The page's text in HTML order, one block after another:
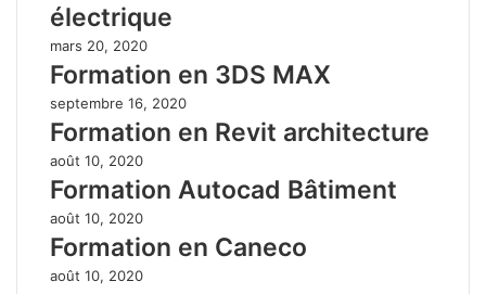
électrique
mars 20, 2020
Formation en 3DS MAX
septembre 16, 2020
Formation en Revit architecture
août 10, 2020
Formation Autocad Bâtiment
août 10, 2020
Formation en Caneco
août 10, 2020